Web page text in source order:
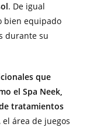
. De igual
bien equipado
durante su
que
el Spa Neek,
tratamientos
área de juegos